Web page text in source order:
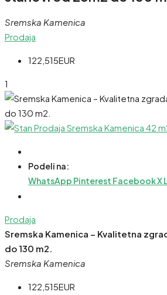
Sremska Kamenica
Prodaja
122,515EUR
1
Podeli na:
WhatsApp Pinterest FacebookX
Prodaja
Sremska Kamenica – Kvalitetna
do 130 m2.
Sremska Kamenica
122,515EUR